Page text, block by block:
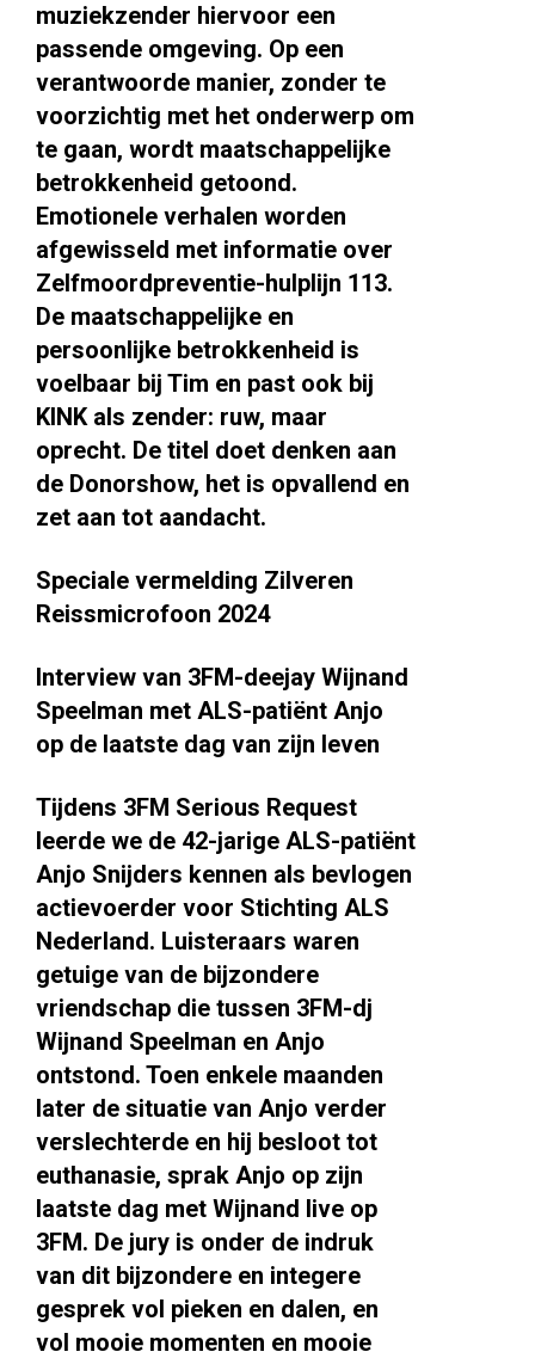
muziekzender hiervoor een
passende omgeving. Op een
verantwoorde manier, zonder te
voorzichtig met het onderwerp om
te gaan, wordt maatschappelijke
betrokkenheid getoond.
Emotionele verhalen worden
afgewisseld met informatie over
Zelfmoordpreventie-hulplijn 113.
De maatschappelijke en
persoonlijke betrokkenheid is
voelbaar bij Tim en past ook bij
KINK als zender: ruw, maar
oprecht. De titel doet denken aan
de Donorshow, het is opvallend en
zet aan tot aandacht.
Speciale vermelding Zilveren
Reissmicrofoon 2024
Interview van 3FM-deejay Wijnand
Speelman met ALS-patiënt Anjo
op de laatste dag van zijn leven
Tijdens 3FM Serious Request
leerde we de 42-jarige ALS-patiënt
Anjo Snijders kennen als bevlogen
actievoerder voor Stichting ALS
Nederland. Luisteraars waren
getuige van de bijzondere
vriendschap die tussen 3FM-dj
Wijnand Speelman en Anjo
ontstond. Toen enkele maanden
later de situatie van Anjo verder
verslechterde en hij besloot tot
euthanasie, sprak Anjo op zijn
laatste dag met Wijnand live op
3FM. De jury is onder de indruk
van dit bijzondere en integere
gesprek vol pieken en dalen, en
vol mooie momenten en mooie